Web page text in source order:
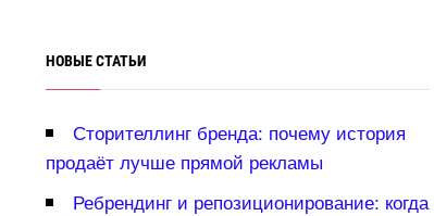
НОВЫЕ СТАТЬИ
Сторителлинг бренда: почему история
продаёт лучше прямой рекламы
Ребрендинг и репозиционирование: когда